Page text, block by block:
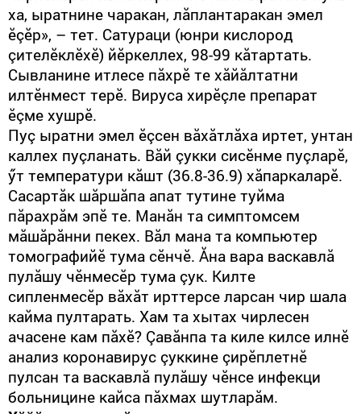
ха, ыратнине чаракан, лăплантаракан эмел
ӗçӗр», – тет. Сатураци (юнри кислород
çителӗклӗхӗ) йӗркеллех, 98-99 кăтартать.
Сывланине итлесе пăхрӗ те хăйăлтатни
илтӗнмест терӗ. Вируса хирӗçле препарат
ӗçме хушрӗ.
Пуç ыратни эмел ӗçсен вăхăтлăха иртет, унтан
каллех пуçланать. Вăй çукки сисӗнме пуçларӗ,
ӳт температури кăшт (36.8-36.9) хăпаркаларӗ.
Сасартăк шăршăпа апат тутине туйма
пăрахрăм эпӗ те. Манăн та симптомсем
мăшăрăнни пекех. Вăл мана та компьютер
томографийӗ тума сӗнчӗ. Ăна вара васкавлă
пулăшу чӗнмесӗр тума çук. Килте
сипленмесӗр вăхăт ирттерсе ларсан чир шала
кайма пултарать. Хам та хытах чирлесен
ачасене кам пăхӗ? Çавăнпа та киле килсе илнӗ
анализ коронавирус çуккине çирӗплетнӗ
пулсан та васкавлă пулăшу чӗнсе инфекци
больницине кайса пăхмах шутларăм.